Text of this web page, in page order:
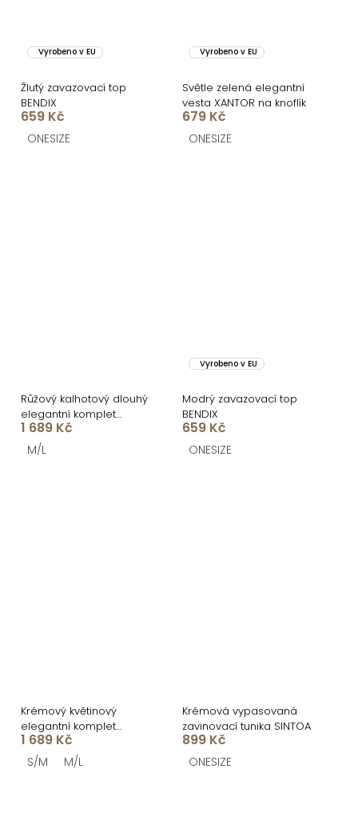
Vyrobeno v EU
Žlutý zavazovací top
BENDIX
659 Kč
ONESIZE
Vyrobeno v EU
Světle zelená elegantní
vesta XANTOR na knoflík
679 Kč
ONESIZE
Růžový kalhotový dlouhý
elegantní komplet
IMPACT
1 689 Kč
M/L
Vyrobeno v EU
Modrý zavazovací top
BENDIX
659 Kč
ONESIZE
Krémový květinový
elegantní komplet
FACTOR se sukní
1 689 Kč
S/M M/L
Krémová vypasovaná
zavinovací tunika SINTOA
899 Kč
ONESIZE